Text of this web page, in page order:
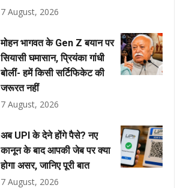
7 August, 2026
मोहन भागवत के Gen Z बयान पर
सियासी घमासान, प्रियंका गांधी
बोलीं- हमें किसी सर्टिफिकेट की
जरूरत नहीं
7 August, 2026
अब UPI के देने होंगे पैसे? नए
कानून के बाद आपकी जेब पर क्या
होगा असर, जानिए पूरी बात
7 August, 2026